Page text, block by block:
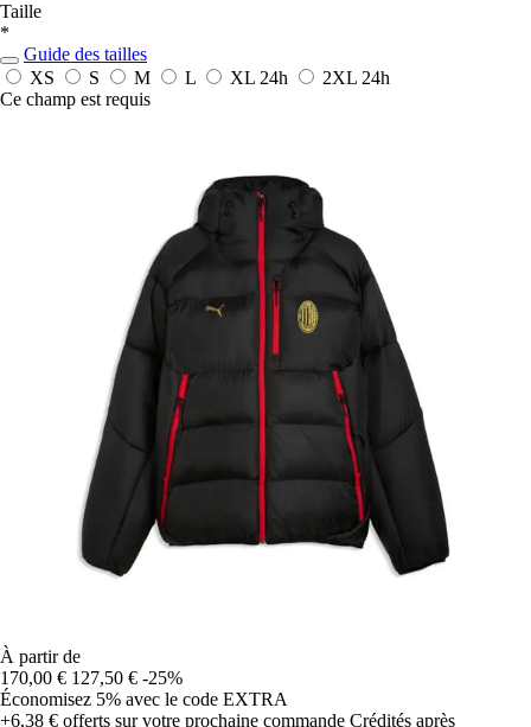
Taille
*
Guide des tailles
XS
S M L XL 24h 2XL 24h
Ce champ est requis
À partir de
170,00 € 127,50 € -25%
Économisez 5% avec le code EXTRA
+6,38 € offerts sur votre prochaine commande Crédités après